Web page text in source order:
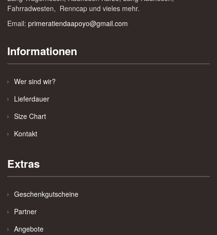
Fahrradwesten, Renncap und vieles mehr.
Email: primeratiendaapoyo@gmail.com
Informationen
Wer sind wir?
Lieferdauer
Size Chart
Kontakt
Extras
Geschenkgutscheine
Partner
Angebote